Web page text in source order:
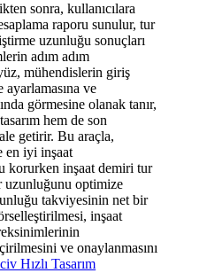
sonra, kullanıcılara
raporu sunulur, tur
uzunluğu sonuçları
adım adım
mühendislerin giriş
ayarlamasına ve
görmesine olanak tanır,
hem de son
getirir. Bu araçla,
en iyi inşaat
korurken inşaat demiri tur
uzunluğunu optimize
takviyesinin net bir
inşaat
ve onaylanmasını
Hızlı Tasarım